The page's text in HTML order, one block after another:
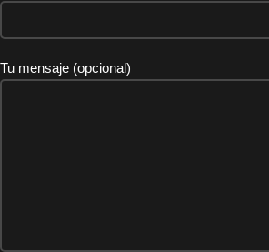
Tu mensaje (opcional)